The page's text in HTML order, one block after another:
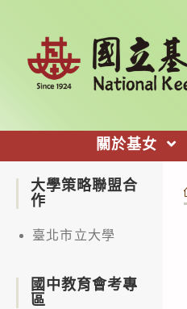
關於基女
大學策略聯盟合
作
臺北市立大學
國中教育會考專
區